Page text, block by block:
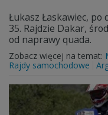
Łukasz Łaskawiec, po
35. Rajdzie Dakar,
od naprawy quada.
Zobacz więcej na temat:
Rajdy samochodowe